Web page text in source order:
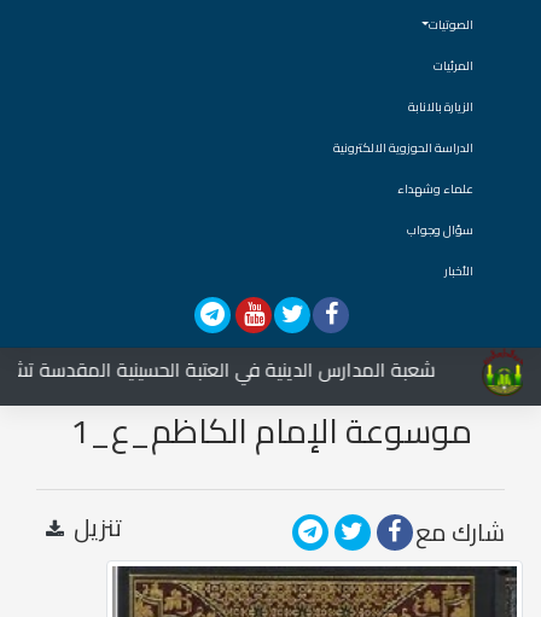
الصوتيات
المرئيات
الزيارة بالانابة
الدراسة الحوزوية الالكترونية
علماء وشهداء
سؤال وجواب
الأخبار
شعبة المدارس الدينية في العتبة الحسينية المقدسة
موسوعة الإمام الكاظم_ع_1
شارك مع تنزيل